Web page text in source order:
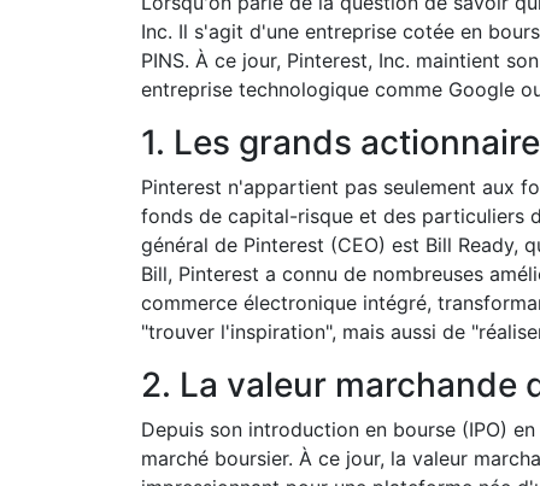
Inc. Il s'agit d'une entreprise cotée en
PINS. À ce jour, Pinterest, Inc. maintient
entreprise technologique comme Google
1. Les grands
Pinterest n'appartient pas seulement aux
fonds de capital-risque et des particuliers
général de Pinterest (CEO) est Bill
Bill, Pinterest a connu de nombreuses
commerce électronique intégré,
"trouver l'inspiration", mais aussi de
2. La valeur marchande
Depuis son introduction en bourse (IPO)
marché boursier. À ce jour, la valeur